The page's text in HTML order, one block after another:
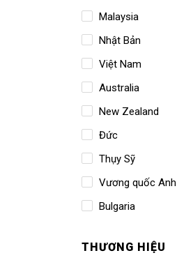
Malaysia
Nhật Bản
Việt Nam
Australia
New Zealand
Đức
Thụy Sỹ
Vương quốc Anh
Bulgaria
THƯƠNG HIỆU